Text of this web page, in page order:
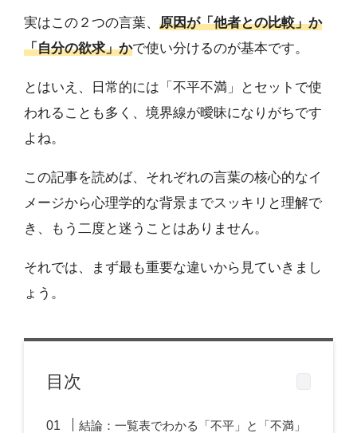
実はこの２つの言葉、 原因が「他者との比較」か
「自分の欲求」かで使い分けるのが基本です。
とはいえ、日常的には「不平不満」とセットで使
われることも多く、境界線が曖昧になりがちです
よね。
この記事を読めば、それぞれの言葉の核心的なイ
メージから心理学的な背景までスッキリと理解で
き、もう二度と迷うことはありません。
それでは、まず最も重要な違いから見ていきまし
ょう。
目次
結論：一覧表でわかる「不平」と「不満」